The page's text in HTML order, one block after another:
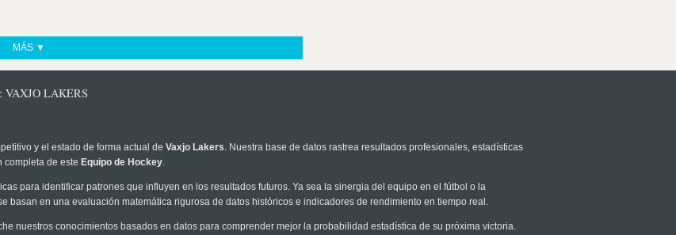
MÁS ▼
VAXJO LAKERS
y el estado de forma actual de Vaxjo Lakers. Nuestra base de datos rastrea resultados profesionales, estadísticas
completa de este Equipo de Hockey.
para identificar patrones que influyen en los resultados futuros. Ya sea la sinergia del equipo en el fútbol o la
basan en una evaluación matemática rigurosa de datos históricos e indicadores de rendimiento en tiempo real.
nuestros conocimientos basados en datos para comprender mejor la probabilidad estadística de su próxima victoria.